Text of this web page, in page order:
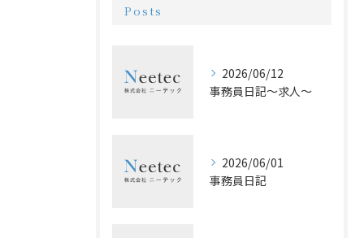
Posts
2026/06/12
事務員日記〜求人〜
2026/06/01
事務員日記